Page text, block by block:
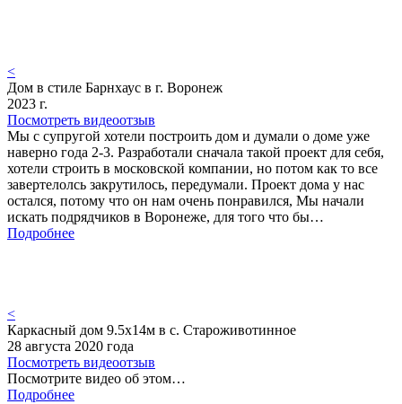
<
Дом в стиле Барнхаус в г. Воронеж
2023 г.
Посмотреть видеоотзыв
Мы с супругой хотели построить дом и думали о доме уже
наверно года 2-3. Разработали сначала такой проект для себя,
хотели строить в московской компании, но потом как то все
завертелолсь закрутилось, передумали. Проект дома у нас
остался, потому что он нам очень понравился, Мы начали
искать подрядчиков в Воронеже, для того что бы…
Подробнее
<
Каркасный дом 9.5х14м в с. Староживотинное
28 августа 2020 года
Посмотреть видеоотзыв
Посмотрите видео об этом…
Подробнее